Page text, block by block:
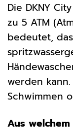
Die DKNY
zu 5 ATM
bedeutet,
werden
Schwimmen
Aus